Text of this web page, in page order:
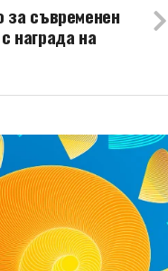
за съвременен
награда на